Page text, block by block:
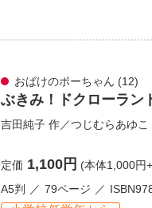
おばけのポーちゃん (12)
ぶきみ！ドクローラン
吉田純子 作／つじむらあゆこ
定価 1,100円 (本体1,000円
A5判
79ページ